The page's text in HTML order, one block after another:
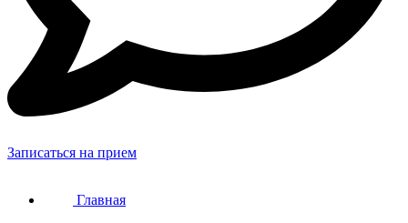
Записаться на прием
Главная